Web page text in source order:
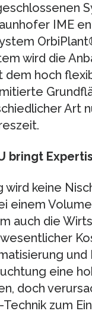
IME
wird die
dem hoch
Art
bringt
wird keine
einem
auch die
eine
doch
Technik zum